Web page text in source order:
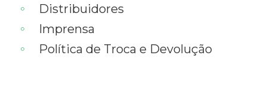
Distribuidores
Imprensa
Política de Troca e Devolução